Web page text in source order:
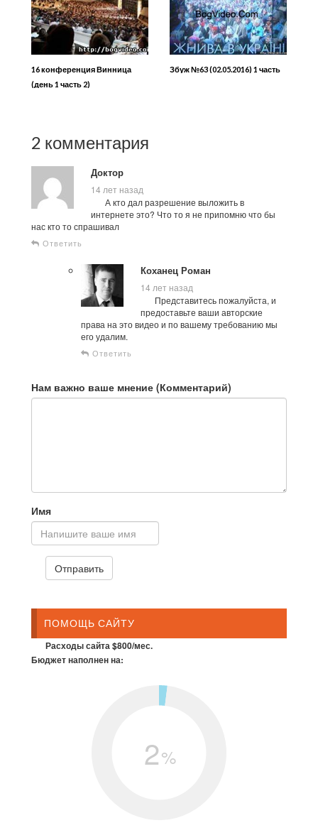
16 конференция Винница
(день 1 часть 2)
Збуж №63 (02.05.2016) 1 часть
2 комментария
Доктор
14 лет назад
А кто дал разрешение выложить в
интернете это? Что то я не припомню что бы
нас кто то спрашивал
Ответить
Коханец Роман
14 лет назад
Представитесь пожалуйста, и
предоставьте ваши авторские
права на это видео и по вашему требованию мы
его удалим.
Ответить
Нам важно ваше мнение (Комментарий)
Имя
ПОМОЩЬ САЙТУ
Расходы сайта $800/мес.
Бюджет наполнен на:
2%